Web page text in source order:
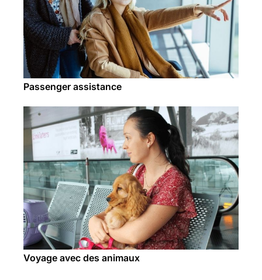
Passenger assistance
Voyage avec des animaux